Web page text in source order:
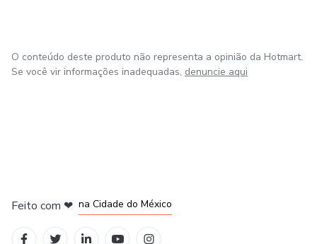
O conteúdo deste produto não representa a opinião da Hotmart.
Se você vir informações inadequadas, denuncie aqui
Feito com ❤ na Cidade do México